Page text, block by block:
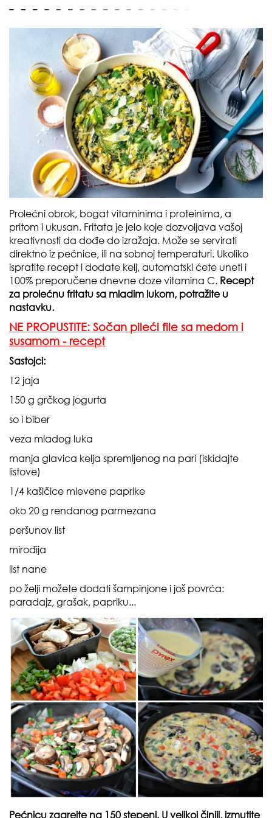
Prolećni obrok, bogat vitaminima i proteinima, a
pritom i ukusan. Fritata je jelo koje dozvoljava vašoj
kreativnosti da dođe do izražaja. Može se servirati
direktno iz pećnice, ili na sobnoj temperaturi. Ukoliko
ispratite recept i dodate kelj, automatski ćete uneti i
100% preporučene dnevne doze vitamina C. Recept
za prolećnu fritatu sa mladim lukom, potražite u
nastavku.
NE PROPUSTITE: Sočan pileći file sa medom i
susamom - recept
Sastojci:
12 jaja
150 g grčkog jogurta
so i biber
veza mladog luka
manja glavica kelja spremljenog na pari (iskidajte
listove)
1/4 kašičice mlevene paprike
oko 20 g rendanog parmezana
peršunov list
mirođija
list nane
po želji možete dodati šampinjone i još povrća:
paradajz, grašak, papriku...
Pećnicu zagrejte na 150 stepeni. U velikoj činiji, izmutite